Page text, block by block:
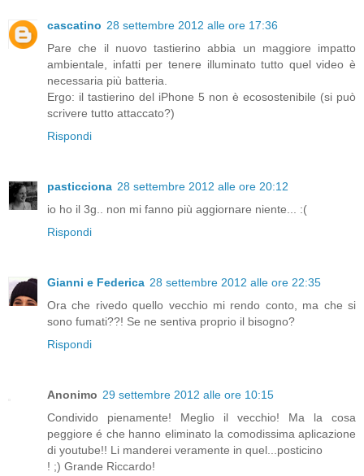
cascatino 28 settembre 2012 alle ore 17:36
Pare che il nuovo tastierino abbia un maggiore impatto
ambientale, infatti per tenere illuminato tutto quel video è
necessaria più batteria.
Ergo: il tastierino del iPhone 5 non è ecosostenibile (si può
scrivere tutto attaccato?)
Rispondi
pasticciona 28 settembre 2012 alle ore 20:12
io ho il 3g.. non mi fanno più aggiornare niente... :(
Rispondi
Gianni e Federica 28 settembre 2012 alle ore 22:35
Ora che rivedo quello vecchio mi rendo conto, ma che si
sono fumati??! Se ne sentiva proprio il bisogno?
Rispondi
Anonimo 29 settembre 2012 alle ore 10:15
Condivido pienamente! Meglio il vecchio! Ma la cosa
peggiore é che hanno eliminato la comodissima aplicazione
di youtube!! Li manderei veramente in quel...posticino
! ;) Grande Riccardo!